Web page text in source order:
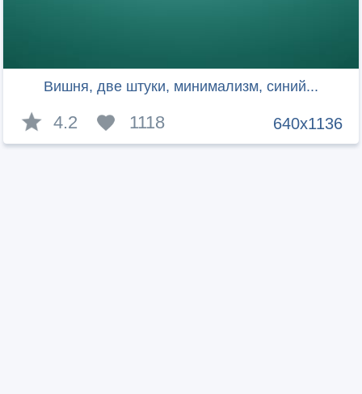
Вишня, две штуки, минимализм, синий...
640x1136
4.2 1118